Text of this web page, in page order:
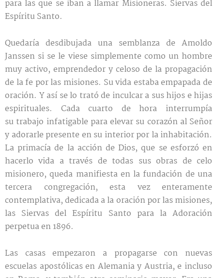
para las que se iban a llamar Misioneras. Siervas del
Espíritu Santo.
Quedaría desdibujada una semblanza de Amoldo
Janssen si se le viese simplemente como un hombre
muy activo, emprendedor y celoso de la propagación
de la fe por las misiones. Su vida estaba empapada de
oración. Y así se lo trató de inculcar a sus hijos e hijas
espirituales. Cada cuarto de hora interrumpía
su trabajo infatigable para elevar su corazón al Señor
y adorarle presente en su interior por la inhabitación.
La primacía de la acción de Dios, que se esforzó en
hacerlo vida a través de todas sus obras de celo
misionero, queda manifiesta en la fundación de una
tercera congregación, esta vez enteramente
contemplativa, dedicada a la oración por las misiones,
las Siervas del Espíritu Santo para la Adoración
perpetua en 1896.
Las casas empezaron a propagarse con nuevas
escuelas apostólicas en Alemania y Austria, e incluso